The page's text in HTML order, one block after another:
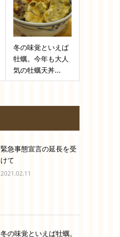
冬の味覚といえば
牡蠣。今年も大人
気の牡蠣天丼...
緊急事態宣言の延長を受
けて
2021.02.11
冬の味覚といえば牡蠣。